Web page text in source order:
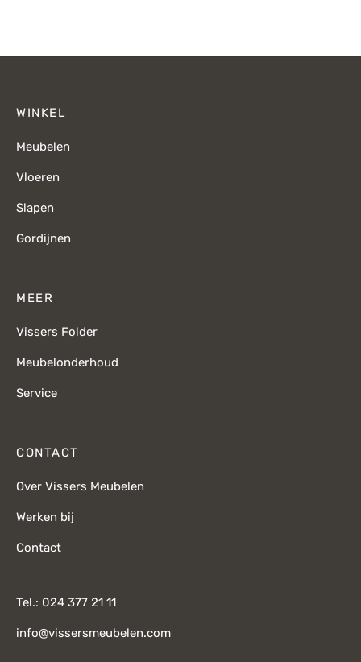
WINKEL
Meubelen
Vloeren
Slapen
Gordijnen
MEER
Vissers Folder
Meubelonderhoud
Service
CONTACT
Over Vissers Meubelen
Werken bij
Contact
Tel.: 024 377 21 11
info@vissersmeubelen.com